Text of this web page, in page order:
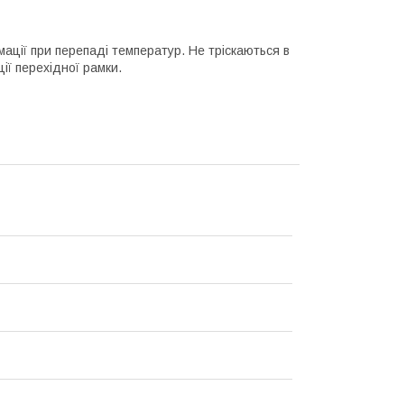
при перепаді температур. Не тріскаються в
перехідної рамки.